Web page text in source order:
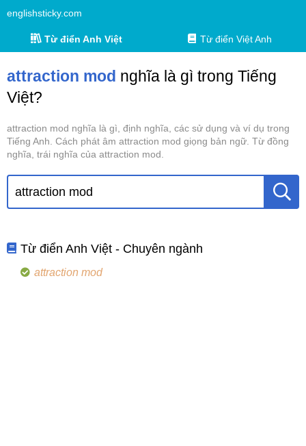
englishsticky.com
Từ điển Anh Việt Từ điển Việt Anh
attraction mod nghĩa là gì trong Tiếng
Việt?
attraction mod nghĩa là gì, định nghĩa, các sử dụng và ví dụ trong
Tiếng Anh. Cách phát âm attraction mod giọng bản ngữ. Từ đồng
nghĩa, trái nghĩa của attraction mod.
Từ điển Anh Việt - Chuyên ngành
attraction mod